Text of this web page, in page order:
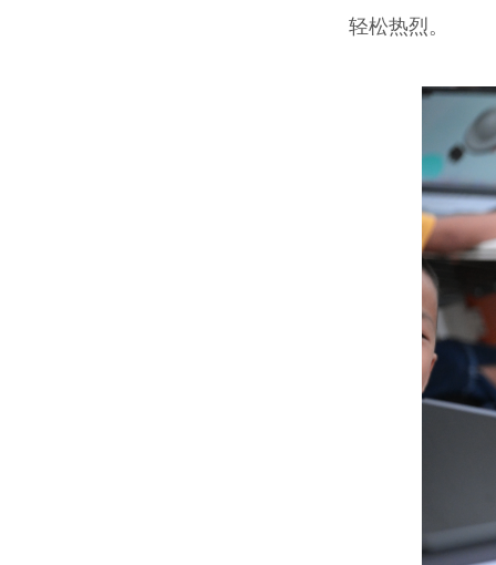
轻松热烈。